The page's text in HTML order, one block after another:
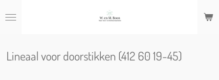
direct
hoofdinhoud
Lineaal voor doorstikken (412 60 19-45)